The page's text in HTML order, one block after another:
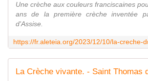
Une crèche aux couleurs franciscaines
ans de la première crèche inventée
d'Assise.
La Crèche vivante. - Saint Thomas